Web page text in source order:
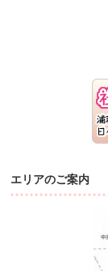
エリアのご案内